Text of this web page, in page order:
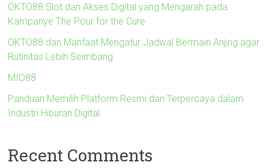
OKTO88 Slot dan Akses Digital yang Mengarah pada
Kampanye The Pour for the Cure
OKTO88 dan Manfaat Mengatur Jadwal Bermain Anjing agar
Rutinitas Lebih Seimbang
MIO88
Panduan Memilih Platform Resmi dan Terpercaya dalam
Industri Hiburan Digital
Recent Comments